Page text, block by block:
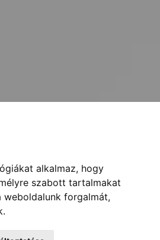
alkalmaz, hogy
szabott tartalmakat
weboldalunk forgalmát,